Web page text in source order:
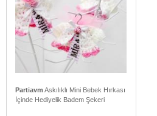
Partiavm Askılıklı Mini Bebek Hırkası
İçinde Hediyelik Badem Şekeri